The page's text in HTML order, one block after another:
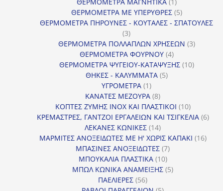
προϊόν
ΘΕΡΜΟΜΕΤΡΑ ΜΕ ΥΠΕΡΥΘΡΕΣ 55
προϊόντα
ΘΕΡΜΟΜΕΤΡΑ ΠΗΡΟΥΝΕΣ - ΚΟΥΤΑΛΕΣ - ΣΠΑΤΟΥΛΕΣ
33
προϊόντα
ΘΕΡΜΟΜΕΤΡΑ ΠΟΛΛΑΠΛΩΝ ΧΡΗΣΕΩΝ 33
ΘΕΡΜΟΜΕΤΡΑ ΦΟΥΡΝΟΥ 44
προϊόντα
ΘΕΡΜΟΜΕΤΡΑ ΨΥΓΕΙΟΥ-ΚΑΤΑΨΥΞΗΣ 1010
ΘΗΚΕΣ - ΚΑΛΥΜΜΑΤΑ 55
ΥΓΡΟΜΕΤΡΑ 11
προϊόν
ΚΑΝΑΤΕΣ ΜΕΖΟΥΡΑ 88
προϊόντα
ΚΟΠΤΕΣ ΖΥΜΗΣ INOX ΚΑΙ ΠΛΑΣΤΙΚΟΙ 1010
προϊόντα
ΚΡΕΜΑΣΤΡΕΣ, ΓΑΝΤΖΟΙ ΕΡΓΑΛΕΙΩΝ ΚΑΙ ΤΣΙΓΚΕΛΙΑ 66
ΛΕΚΑΝΕΣ ΚΩΝΙΚΕΣ 1414
προϊόντα
ΜΑΡΜΙΤΕΣ ΑΝΟΞΕΙΔΩΤΕΣ ΜΕ Η' ΧΩΡΙΣ ΚΑΠΑΚΙ 1616
ΜΠΑΣΙΝΕΣ ΑΝΟΞΕΙΔΩΤΕΣ 77
ΜΠΟΥΚΑΛΙΑ ΠΛΑΣΤΙΚΑ 1010
προϊόντα
ΜΠΩΛ ΚΩΝΙΚΑ ΑΝΑΜΕΙΞΗΣ 55
ΠΑΕΛΙΕΡΕΣ 5656